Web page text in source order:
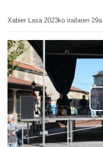
Xabier Lasa 2023ko irailaren 29a